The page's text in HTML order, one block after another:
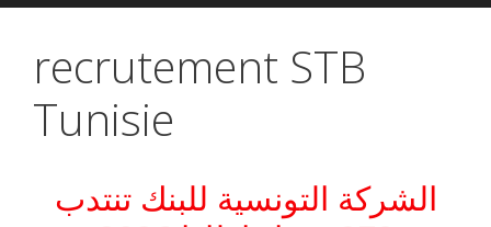
recrutement STB
Tunisie
الشركة التونسية للبنك تنتدب